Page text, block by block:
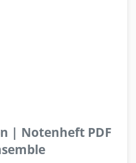
| Notenheft PDF